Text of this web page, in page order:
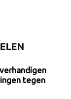
tegen